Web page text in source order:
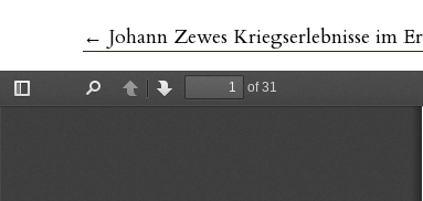
← Zu Artikeldetails zurückkehren
Johann Zewes Kriegserlebnisse im